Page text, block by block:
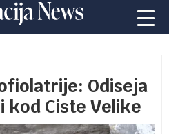
Odiseja
kod Ciste Velike